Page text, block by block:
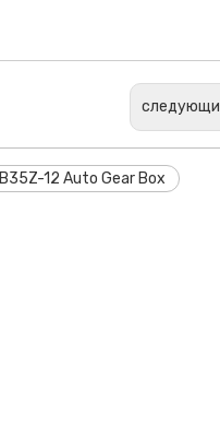
B35Z-12 Auto Gear Box